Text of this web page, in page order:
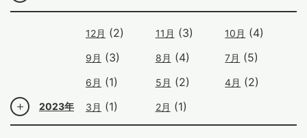
2023年
12月 (2) 11月 (3) 10月 (4)
9月 (3) 8月 (4) 7月 (5)
6月 (1) 5月 (2) 4月 (2)
3月 (1) 2月 (1)